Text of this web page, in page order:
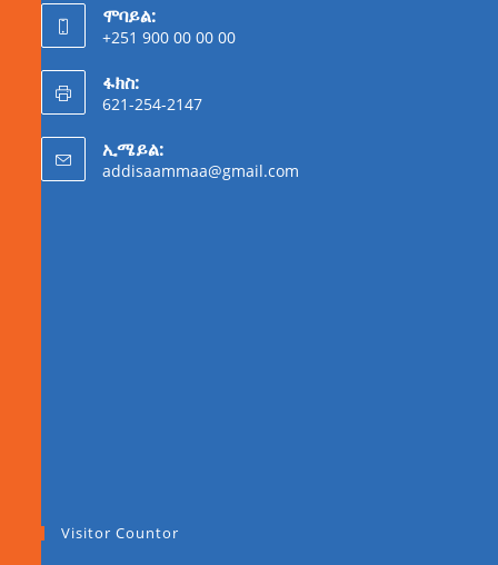
ሞባይል:
+251 900 00 00 00
ፋክስ:
621-254-2147
ኢሜይል:
addisaammaa@gmail.com
Visitor Countor